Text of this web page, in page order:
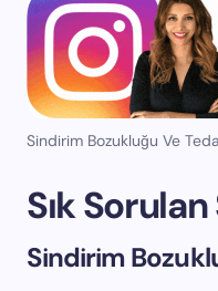
Sindirim Bozukluğu Ve
Sık
Sindirim